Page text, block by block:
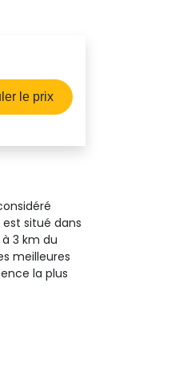
le prix
situé dans
3 km du
meilleures
la plus